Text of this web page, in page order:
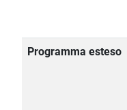
Programma esteso